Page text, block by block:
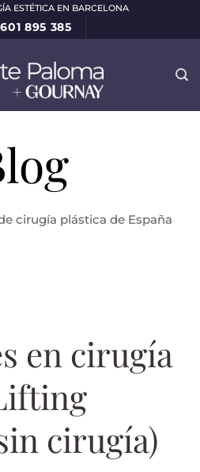
ESTÉTICA EN BARCELONA
895 385
cirugía plástica de España
en cirugía
cirugía)